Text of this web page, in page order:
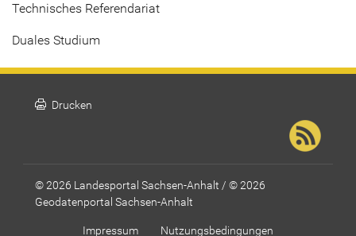
Technisches Referendariat
Duales Studium
print Drucken
© 2026 Landesportal Sachsen-Anhalt / © 2026
Geodatenportal Sachsen-Anhalt
Impressum Nutzungsbedingungen